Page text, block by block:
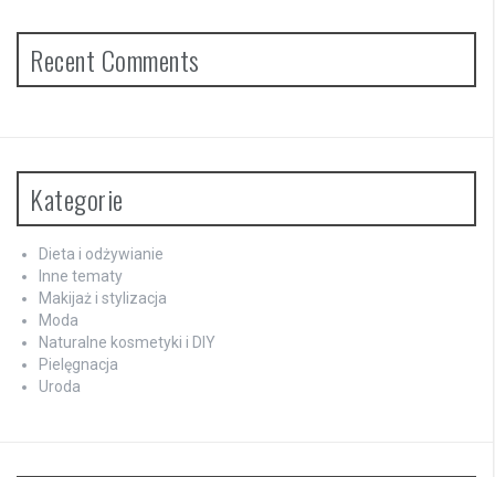
Recent Comments
Kategorie
Dieta i odżywianie
Inne tematy
Makijaż i stylizacja
Moda
Naturalne kosmetyki i DIY
Pielęgnacja
Uroda